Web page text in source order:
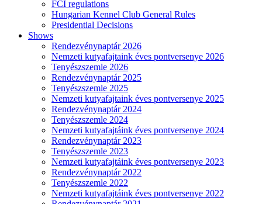
FCI regulations
Hungarian Kennel Club General Rules
Presidential Decisions
Shows
Rendezvénynaptár 2026
Nemzeti kutyafajtaink éves pontversenye 2026
Tenyészszemle 2026
Rendezvénynaptár 2025
Tenyészszemle 2025
Nemzeti kutyafajtaink éves pontversenye 2025
Rendezvénynaptár 2024
Tenyészszemle 2024
Nemzeti kutyafajtáink éves pontversenye 2024
Rendezvénynaptár 2023
Tenyészszemle 2023
Nemzeti kutyafajtáink éves pontversenye 2023
Rendezvénynaptár 2022
Tenyészszemle 2022
Nemzeti kutyafajtáink éves pontversenye 2022